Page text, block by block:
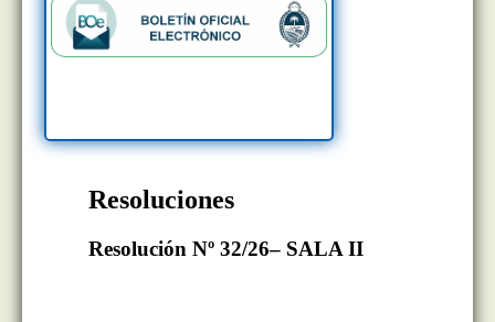
Resoluciones
Resolución Nº 32/26– SALA II